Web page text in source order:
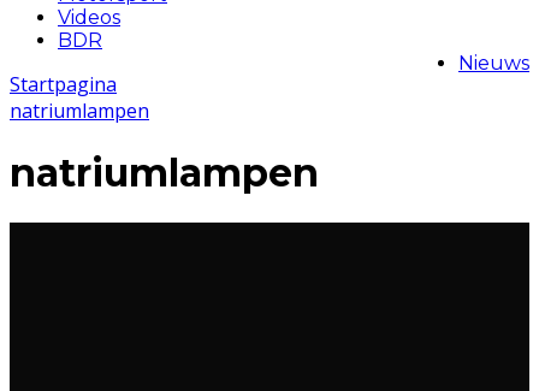
Videos
BDR
Nieuws
Startpagina
natriumlampen
natriumlampen